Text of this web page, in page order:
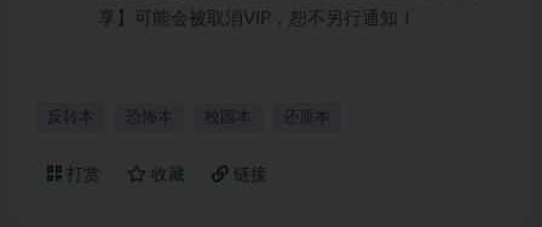
享】可能会被取消VIP，恕不另行通知！
反转本 恐怖本 校园本 还原本
打赏 收藏 链接